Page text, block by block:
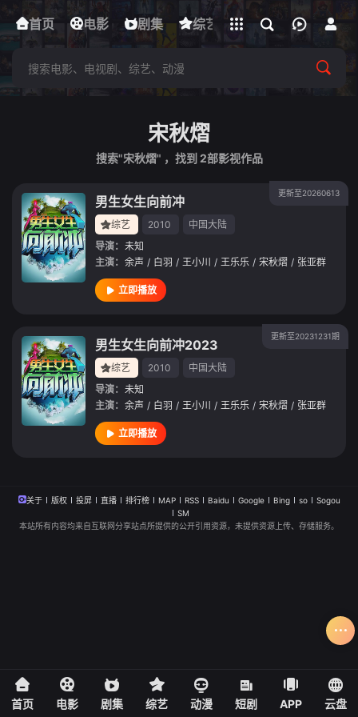
首页 电影 剧集 综艺 动漫 短剧
下载客户端
立即登录
宋秋熠
搜索"宋秋熠" ，找到 2部影视作品
更新至20260613
男生女生向前冲
综艺 2010
中国大陆
导演： 未知
主演： 余声 / 白羽 / 王小川 / 王乐乐 / 宋秋熠 / 张亚群
立即播放
更新至20231231期
男生女生向前冲2023
综艺 2010
中国大陆
导演： 未知
主演： 余声 / 白羽 / 王小川 / 王乐乐 / 宋秋熠 / 张亚群
立即播放
关于 版权 投屏 直播 排行榜 MAP RSS Baidu Google Bing so
Sogou
SM
本站所有内容均来自互联网分享站点所提供的公开引用资源，未提供资源上传、存储服务。
首页 电影 剧集 综艺 动漫 短剧 APP 云盘